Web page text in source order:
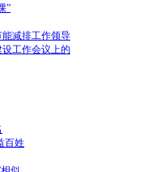
”
减排工作领导
工作会议上的
百姓